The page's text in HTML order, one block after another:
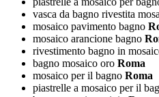
vasca da bagno rivestita
mosaico pavimento bagno
mosaico arancione bagno
rivestimento bagno in
bagno mosaico oro Roma
mosaico per il bagno Roma
piastrelle a mosaico per il